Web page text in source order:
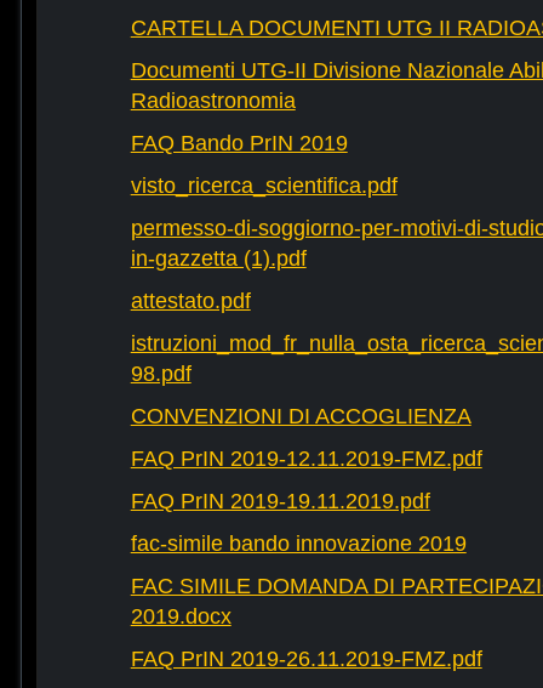
CARTELLA DOCUMENTI UTG II
Documenti UTG-II Divisione Nazionale
Radioastronomia
FAQ Bando PrIN 2019
visto_ricerca_scientifica.pdf
permesso-di-soggiorno-per-motivi-di-
in-gazzetta (1).pdf
attestato.pdf
98.pdf
CONVENZIONI DI ACCOGLIENZA
FAQ PrIN 2019-12.11.2019-FMZ.pdf
FAQ PrIN 2019-19.11.2019.pdf
fac-simile bando innovazione 2019
FAC SIMILE DOMANDA DI
2019.docx
FAQ PrIN 2019-26.11.2019-FMZ.pdf